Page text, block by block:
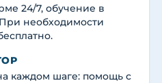
24/7, обучение в
необходимости
каждом шаге: помощь с